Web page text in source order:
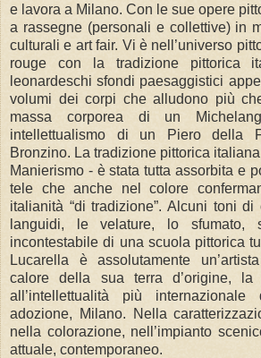
e lavora a Milano. Con le sue opere
a rassegne (personali e collettive) in
culturali e art fair. Vi è nell’universo
rouge con la tradizione pittorica
leonardeschi sfondi paesaggistici
volumi dei corpi che alludono più
massa corporea di un
intellettualismo di un Piero della
Bronzino. La tradizione pittorica italiana
Manierismo - è stata tutta assorbita e
tele che anche nel colore
italianità “di tradizione”. Alcuni toni
languidi, le velature, lo sfumato,
incontestabile di una scuola pittorica
Lucarella è assolutamente
calore della sua terra d’origine, la
all’intellettualità più
adozione, Milano. Nella
nella colorazione, nell’impianto
attuale, contemporaneo.